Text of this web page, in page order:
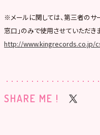
※メールに関しては、第三者のサ
窓口」のみで使用させていただき
http://www.kingrecords.co.jp/
SHARE ME !